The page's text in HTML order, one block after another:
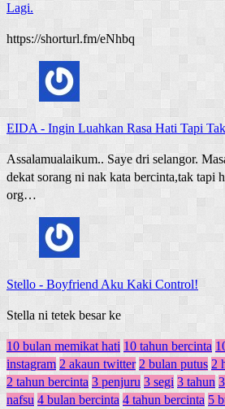
Lagi.
https://shorturl.fm/eNhbq
EIDA - Ingin Luahkan Rasa Hati Tapi
Assalamualaikum.. Saye dri selangor.
dekat sorang ni nak kata bercinta,tak tapi
org…
Stello - Boyfriend Aku Kaki Control!
Stella ni tetek besar ke
10 bulan memikat hati 10 tahun bercinta
instagram 2 akaun twitter 2 bulan putus 2
2 tahun bercinta 3 penjuru 3 segi 3 tahun
nafsu 4 bulan bercinta 4 tahun bercinta 5